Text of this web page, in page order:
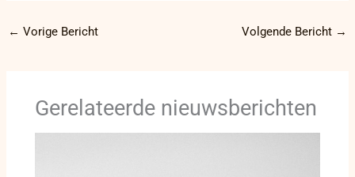
← Vorige Bericht Volgende Bericht →
Gerelateerde nieuwsberichten